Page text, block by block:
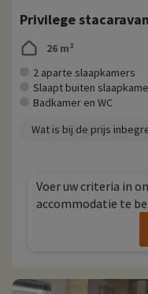
Privilege
26 m²
2 aparte slaapkamers
Slaapt buiten
Badkamer en WC
Wat is bij de prijs
Voer uw criteria in
accommodatie te